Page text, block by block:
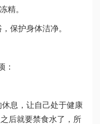
精。
保护身体洁净。
：
息，让自己处于健康
后就要禁食水了，所